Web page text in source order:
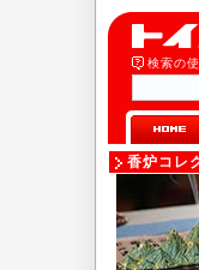
検索の
香炉コレ